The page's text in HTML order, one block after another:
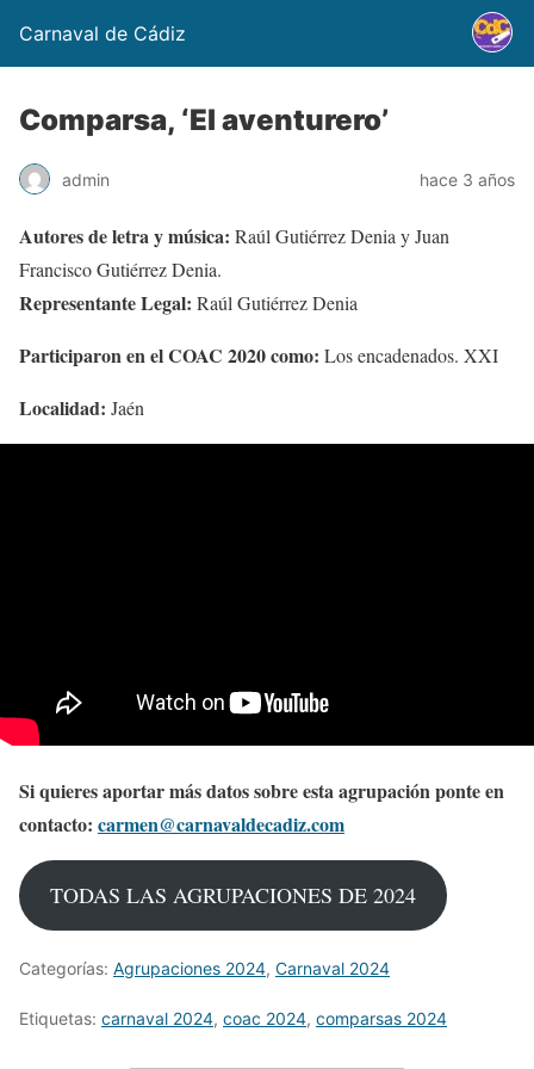
Carnaval de Cádiz
Comparsa, ‘El aventurero’
admin hace 3 años
Autores de letra y música: Raúl Gutiérrez Denia y Juan
Francisco Gutiérrez Denia.
Representante Legal: Raúl Gutiérrez Denia
Participaron en el COAC 2020 como: Los encadenados. XXI
Localidad: Jaén
Si quieres aportar más datos sobre esta agrupación ponte en
contacto: carmen@carnavaldecadiz.com
TODAS LAS AGRUPACIONES DE 2024
Categorías: Agrupaciones 2024, Carnaval 2024
Etiquetas: carnaval 2024, coac 2024, comparsas 2024